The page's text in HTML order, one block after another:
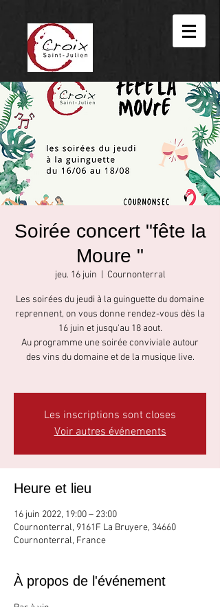
Soirée concert "fête la
Moure "
jeu. 16 juin Cournonterral
Les soirées du jeudi à la guinguette du domaine
reprennent, on vous donne rendez-vous dès la
16 juin et jusqu'au 18 aout.
Au programme une soirée conviviale autour
des vins du domaine et de la musique live.
Les inscriptions sont closes
Voir autres événements
Heure et lieu
16 juin 2022, 19:00 – 23:00
Cournonterral, 9161F La Bruyere, 34660
Cournonterral, France
À propos de l'événement